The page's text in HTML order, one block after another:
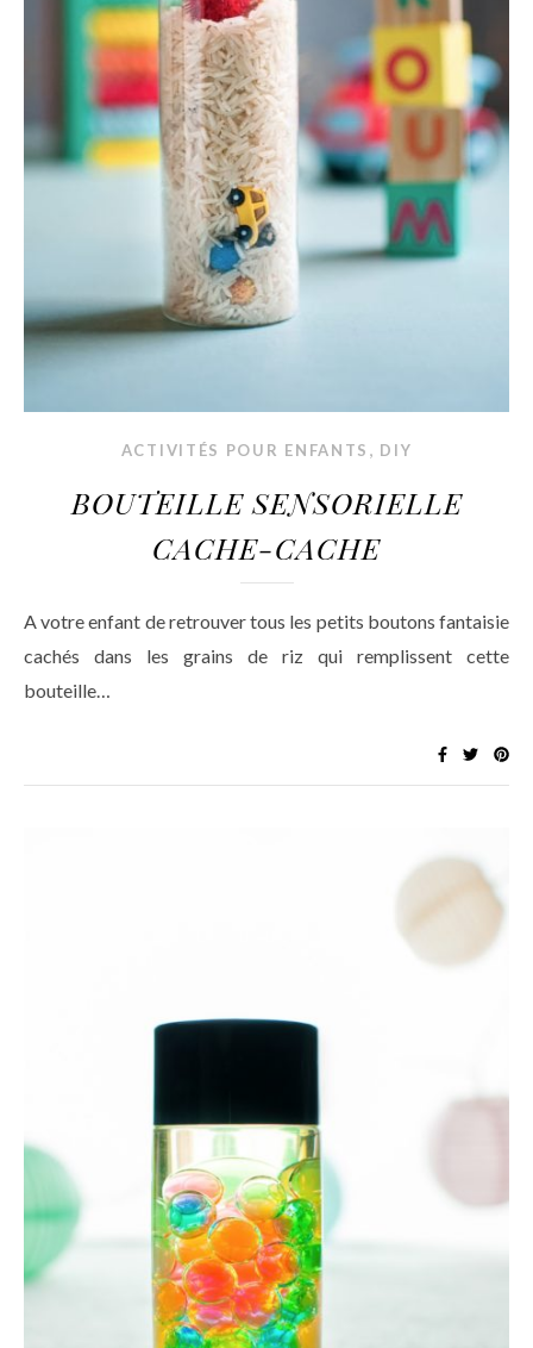
ACTIVITÉS POUR ENFANTS DIY
BOUTEILLE SENSORIELLE
CACHE-CACHE
A votre enfant de retrouver tous les petits boutons fantaisie
cachés dans les grains de riz qui remplissent cette
bouteille…